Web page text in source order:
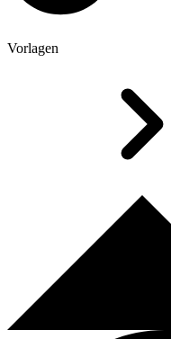
Vorlagen